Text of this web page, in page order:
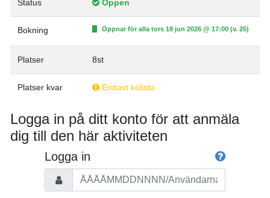
Status Öppen
Bokning Öppnar för alla tors 18 jun 2026 @ 17:00 (v. 25)
Platser 8st
Platser kvar Endast kölista
Logga in på ditt konto för att anmäla
dig till den här aktiviteten
Logga in
Personnummer/Användarnamn